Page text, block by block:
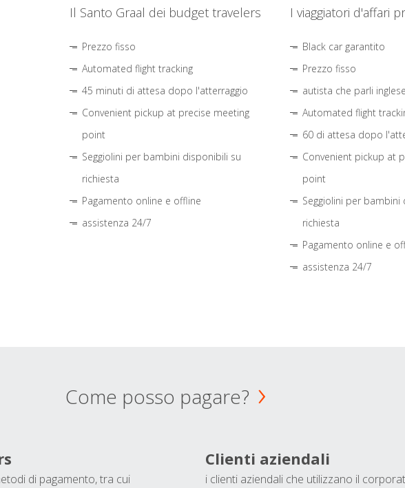
Il Santo Graal dei budget travelers
Prezzo fisso
Automated flight tracking
45 minuti di attesa dopo l'atterraggio
Convenient pickup at precise meeting
point
Seggiolini per bambini disponibili su
richiesta
Pagamento online e offline
assistenza 24/7
I viaggiatori d'affari
Black car garantito
Prezzo fisso
autista che parli inglese
Automated flight
60 di attesa dopo
Convenient pickup at
point
Seggiolini per bambini
richiesta
Pagamento online e
assistenza 24/7
Come posso pagare?
di pagamento, tra cui
Clienti aziendali
i clienti aziendali che utilizzano il